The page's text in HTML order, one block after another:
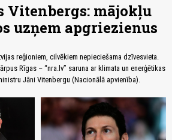
Vitenbergs: mājokļu
uzņem apgriezienus
reģioniem, cilvēkiem nepieciešama dzīvesvieta.
Rīgas – “nra.lv” saruna ar klimata un enerģētikas
Jāni Vitenbergu (Nacionālā apvienība).